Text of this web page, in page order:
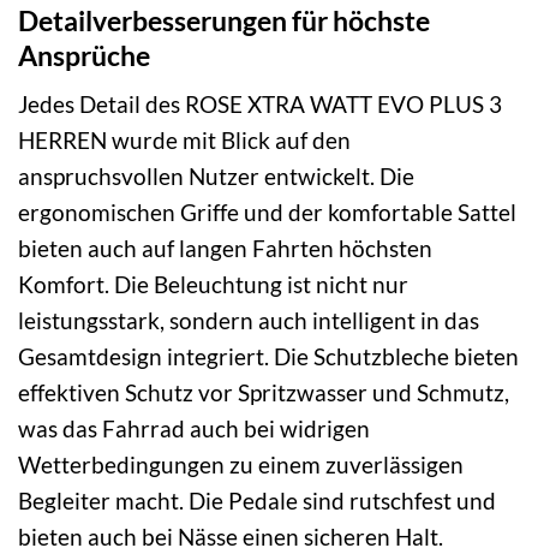
Detailverbesserungen für höchste
Ansprüche
Jedes Detail des ROSE XTRA WATT EVO PLUS 3
HERREN wurde mit Blick auf den
anspruchsvollen Nutzer entwickelt. Die
ergonomischen Griffe und der komfortable Sattel
bieten auch auf langen Fahrten höchsten
Komfort. Die Beleuchtung ist nicht nur
leistungsstark, sondern auch intelligent in das
Gesamtdesign integriert. Die Schutzbleche bieten
effektiven Schutz vor Spritzwasser und Schmutz,
was das Fahrrad auch bei widrigen
Wetterbedingungen zu einem zuverlässigen
Begleiter macht. Die Pedale sind rutschfest und
bieten auch bei Nässe einen sicheren Halt.